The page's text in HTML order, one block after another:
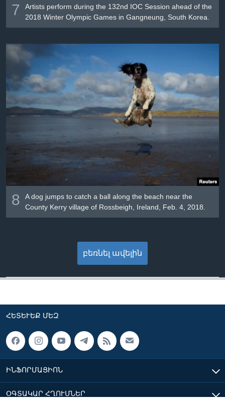
7
Artists perform during the 132nd IOC Session ahead of the
2018 Winter Olympic Games in Gangneung, South Korea.
8
A dog jumps to catch a ball along the beach near the
County Kerry village of Rossbeigh, Ireland, Feb. 4, 2018.
բեռնել ավելին
ՀԵՏԵՒԵՔ ՄԵԶ
ԻՆՖՈՐՄԱՑԻՈՆ
ՕԳՏԱԿԱՐ ՀՂՈՒՄՆԵՐ